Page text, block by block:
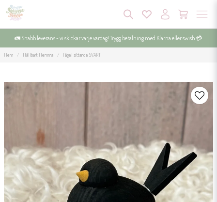
🚛 Snabb leverans - vi skickar varje vardag! Trygg betalning med Klarna eller swish 💳
Hem Hållbart Hemma Fågel sittande SVART